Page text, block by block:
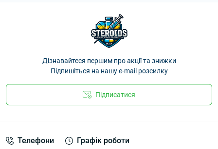
Дізнавайтеся першим про акції та знижки
Підпишіться на нашу e-mail розсилку
Підписатися
Телефони Графік роботи